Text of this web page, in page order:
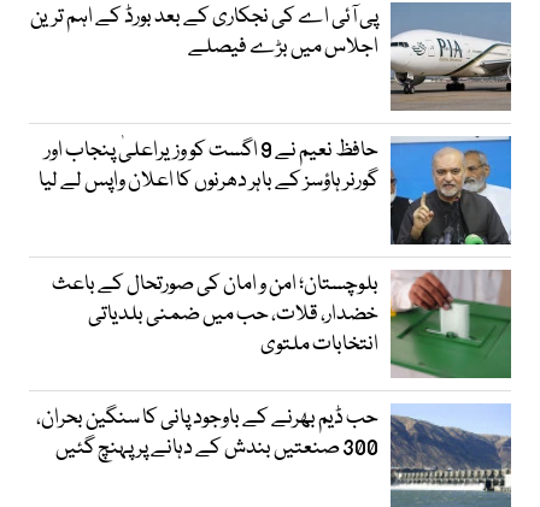
پی آئی اے کی نجکاری کے بعد بورڈ کے اہم ترین
اجلاس میں بڑے فیصلے
حافظ نعیم نے 9 اگست کو وزیراعلیٰ پنجاب اور
گورنر ہاؤسز کے باہر دھرنوں کا اعلان واپس لے لیا
بلوچستان؛ امن و امان کی صورتحال کے باعث
خضدار، قلات، حب میں ضمنی بلدیاتی
انتخابات ملتوی
حب ڈیم بھرنے کے باوجود پانی کا سنگین بحران،
300 صنعتیں بندش کے دہانے پر پہنچ گئیں